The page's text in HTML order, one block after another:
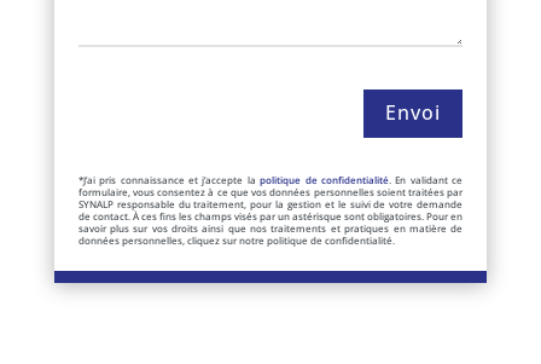
Envoi
*J’ai pris connaissance et j’accepte lapolitique de confidentialité. En validant ce
formulaire, vous consentez à ce que vos données personnelles soient traitées par
SYNALP responsable du traitement, pour la gestion et le suivi de votre demande
de contact. À ces fins les champs visés par un astérisque sont obligatoires. Pour en
savoir plus sur vos droits ainsi que nos traitements et pratiques en matière de
données personnelles, cliquez sur notre politique de confidentialité.